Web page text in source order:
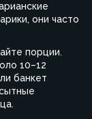
они часто
порции.
10–12
банкет